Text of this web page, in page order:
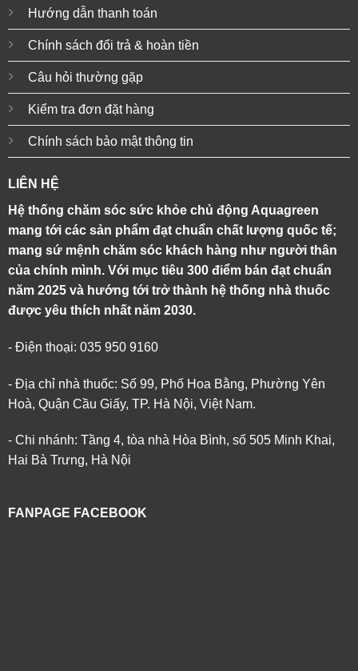
Hướng dẫn thanh toán
Chính sách đổi trả & hoàn tiền
Câu hỏi thường gặp
Kiểm tra đơn đặt hàng
Chính sách bảo mật thông tin
LIÊN HỆ
Hệ thống chăm sóc sức khỏe chủ động Aquagreen
mang tới các sản phẩm đạt chuẩn chất lượng quốc tế;
mang sứ mệnh chăm sóc khách hàng như người thân
của chính mình. Với mục tiêu 300 điểm bán đạt chuẩn
năm 2025 và hướng tới trở thành hệ thống nhà thuốc
được yêu thích nhất năm 2030.
- Điện thoại: 035 950 9160
- Địa chỉ nhà thuốc: Số 99, Phố Hoa Bằng, Phường Yên
Hoà, Quận Cầu Giấy, TP. Hà Nội, Việt Nam.
- Chi nhánh: Tầng 4, tòa nhà Hòa Bình, số 505 Minh Khai,
Hai Bà Trưng, Hà Nội
FANPAGE FACEBOOK